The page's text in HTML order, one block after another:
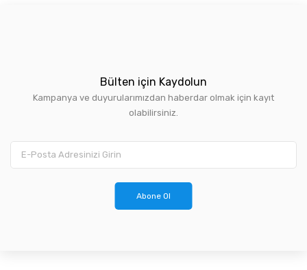
Bülten için Kaydolun
Kampanya ve duyurularımızdan haberdar olmak için kayıt
olabilirsiniz.
Abone Ol